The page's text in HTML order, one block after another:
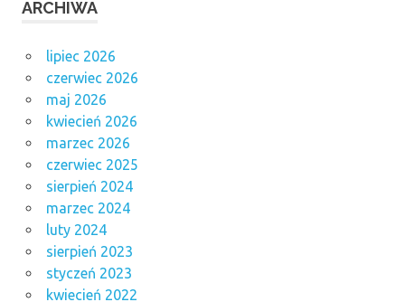
ARCHIWA
lipiec 2026
czerwiec 2026
maj 2026
kwiecień 2026
marzec 2026
czerwiec 2025
sierpień 2024
marzec 2024
luty 2024
sierpień 2023
styczeń 2023
kwiecień 2022